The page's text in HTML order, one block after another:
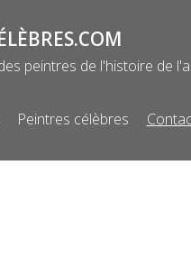
peintres de l'histoire de
Peintres célèbres